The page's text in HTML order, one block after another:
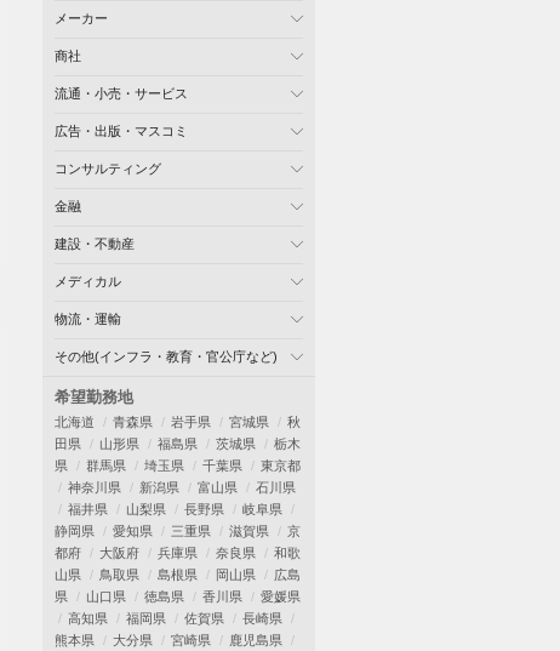
メーカー
商社
流通・小売・サービス
広告・出版・マスコミ
コンサルティング
金融
建設・不動産
メディカル
物流・運輸
その他(インフラ・教育・官公庁など)
希望勤務地
北海道 青森県 岩手県 宮城県
秋
田県
山形県 福島県 茨城県
栃木
県
群馬県 埼玉県 千葉県
東京都
神奈川県
新潟県 富山県
石川県
福井県
山梨県 長野県
岐阜県
静岡県
愛知県 三重県 滋賀県
京
都府
大阪府 兵庫県 奈良県
和歌
山県
鳥取県 島根県 岡山県
広島
県
山口県 徳島県 香川県
愛媛県
高知県
福岡県 佐賀県
長崎県
熊本県
大分県 宮崎県
鹿児島県